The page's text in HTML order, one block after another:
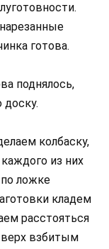
готова.
поднялось,
колбаску,
из них
ложке
кладем
расстояться
взбитым